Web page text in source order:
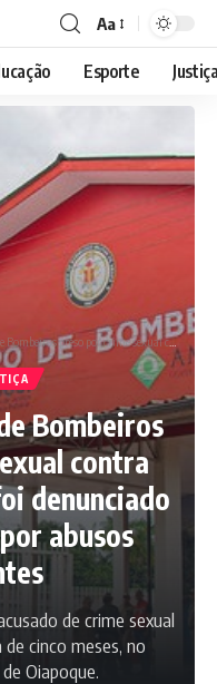
Font
Resizer
Aa
Esporte
sexual contra colega de farda já foi denunciado por duas jovens por abusos semelhantes
Bombeiros
contra
denunciado
abusos
de crime sexual
cinco meses, no
Oiapoque.